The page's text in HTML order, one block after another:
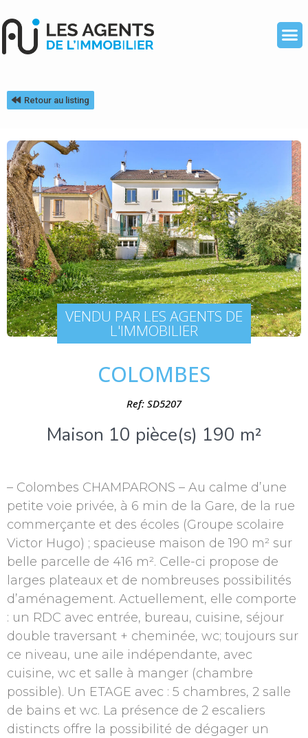
Retour au listing
VENDU PAR LES AGENTS DE
L'IMMOBILIER
COLOMBES
Ref: SD5207
Maison 10 pièce(s) 190 m²
– Colombes CHAMPARONS – Au calme d’une
petite voie privée, à 6 min de la Gare, de la rue
commerçante et des écoles (Groupe scolaire
Victor Hugo) ; spacieuse maison de 190 m² sur
belle parcelle de 416 m². Celle-ci propose de
larges plateaux et de nombreuses possibilités
d’aménagement. Actuellement, elle comporte
: un RDC avec entrée, bureau, cuisine, séjour
double traversant + cheminée, wc; toujours sur
ce niveau, une aile indépendante, avec
cuisine, wc et salle à manger (chambre
possible). Un ETAGE avec : 5 chambres, 2 salle
de bains et wc. La présence de 2 escaliers
distincts offre la possibilité de dégager un